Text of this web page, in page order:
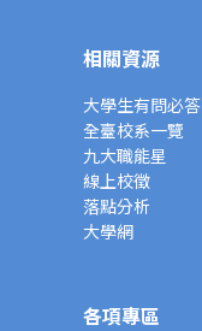
相關資源
大學生有問必答
全臺校系一覽
九大職能星
線上校徵
落點分析
大學網
各項專區